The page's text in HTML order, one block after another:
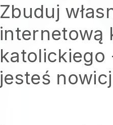
Zbuduj
internetową
katolickiego
jesteś